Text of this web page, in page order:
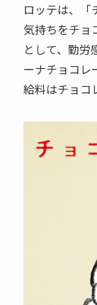
ロッテは、「
気持ちをチョ
として、勤
ーナチョコレ
給料はチョコ